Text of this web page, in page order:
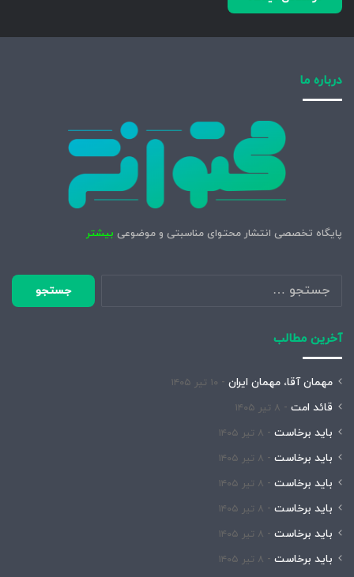
درباره ما
پایگاه تخصصی انتشار محتوای مناسبتی و موضوعی بیشتر
جستجو
برای:
آخرین مطالب
مهمان آقا، مهمان ایران ۱۰ تیر ۱۴۰۵
قائد امت ۸ تیر ۱۴۰۵
باید برخاست ۸ تیر ۱۴۰۵
باید برخاست ۸ تیر ۱۴۰۵
باید برخاست ۸ تیر ۱۴۰۵
باید برخاست ۸ تیر ۱۴۰۵
باید برخاست ۸ تیر ۱۴۰۵
باید برخاست ۸ تیر ۱۴۰۵